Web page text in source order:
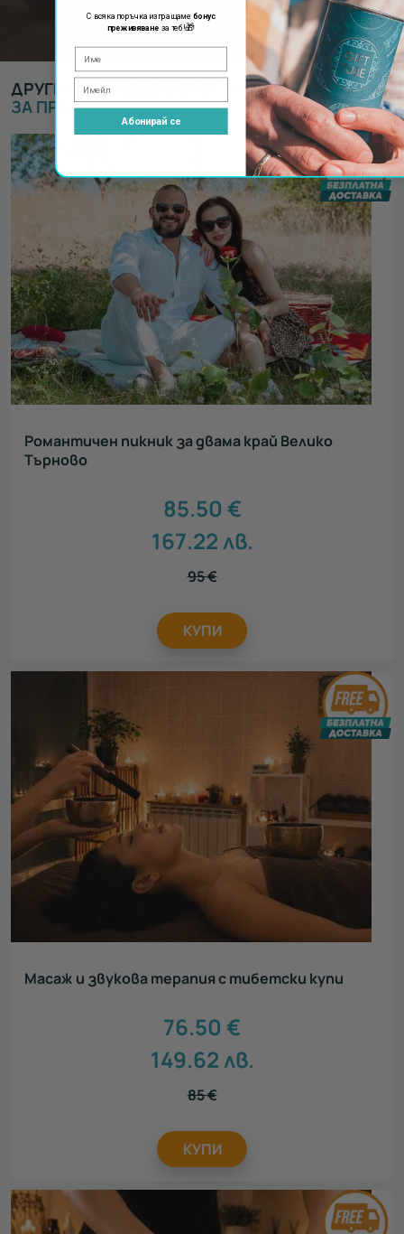
ДРУГИ ПРЕДЛОЖЕНИЯ ОТ ВАУЧЕРИ ЗАВАУЧЕР
ЗА ПРЕЖИВЯВАНЕ:
Романтичен пикник за двама край Велико
Търново
85.50 €
167.22лв.
95€
КУПИ
Масаж и звукова терапия с тибетски купи
76.50 €
149.62лв.
85€
КУПИ
С всяка поръчка изпращаме бонус
преживяванеза теб!🎁
Абонирай се